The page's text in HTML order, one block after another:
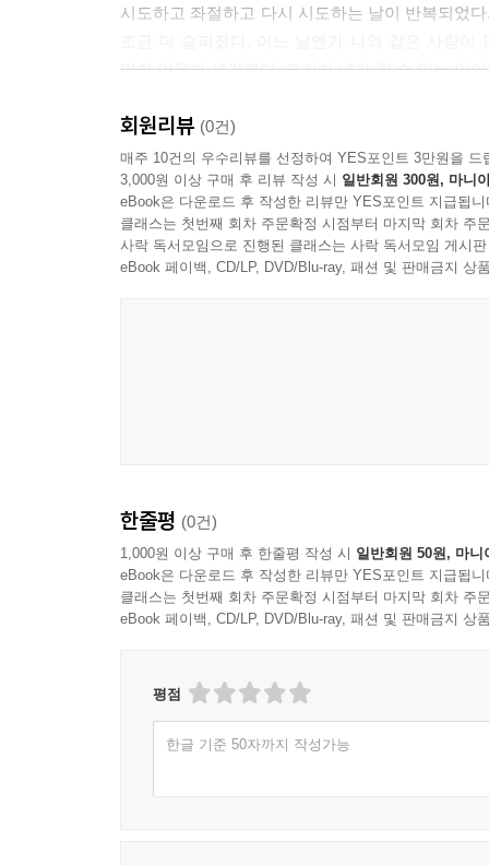
요가 수련과 명상을 이어오며 되도록 한꺼번에 두
많은 이들의 속을 썩이는 현실의 걱정과 불안은
에 앞서 자기 자신을 일으켜 세우는 일을 먼저 해보
--- p.90
그러니까 나는 불쾌하고 비정상적인 존재, 살아
워하며 생존을 구걸하며 ‘틀린’ 존재로 살아간다
수목장으로 들어오기 전에 보았던 진수는 내 설명
았다.
--- p.121
--- p.134
시도하고 좌절하고 다시 시도하는 날이 반복되었
많지 않을까 생각했다. 그러자 내가 할 수 있는 일
있다. 출판 시장에 대한 냉철한 분석일 수도 있고
독자들은 이 책을 읽고 위로와 힘을 얻을 수 있을
그런 날이 많을수록 오히려 이따금 작가들의
공통적인 설명은 없다. 각양각색의 내용, 다종다
싶은 대로 자유롭게’였다. 그리고 그런 방식은
- 송승언 작가는 문학 출판사의 편집자이자 시인
얼핏 봐선 지독히 어두워 보인다. 하지만 아이러
- 김혜나 작가는 소설을 쓰며 안 좋아진 건강을
- 정보라 작가는 오랜 시간 창작 활동과 러시아문
작가에게 건네는 실질적 조언을 담았다.
회원리뷰 (0건)
매주 10건의 우수리뷰를 선정하여 YES포인트 3만원을 드
3,000원 이상 구매 후 리뷰 작성 시 일반회원 300원, 마니
eBook은 다운로드 후 작성한 리뷰만 YES포인트 지급됩니
클래스는 첫번째 회차 주문확정 시점부터 마지막 회차 주
사락 독서모임으로 진행된 클래스는 사락 독서모임 게시
eBook 페이백, CD/LP, DVD/Blu-ray, 패션 및 판매금지 상
한줄평 (0건)
1,000원 이상 구매 후 한줄평 작성 시 일반회원 50원, 마니
eBook은 다운로드 후 작성한 리뷰만 YES포인트 지급됩니
클래스는 첫번째 회차 주문확정 시점부터 마지막 회차 주
eBook 페이백, CD/LP, DVD/Blu-ray, 패션 및 판매금지 상
평점
한글 기준 50자까지 작성가능